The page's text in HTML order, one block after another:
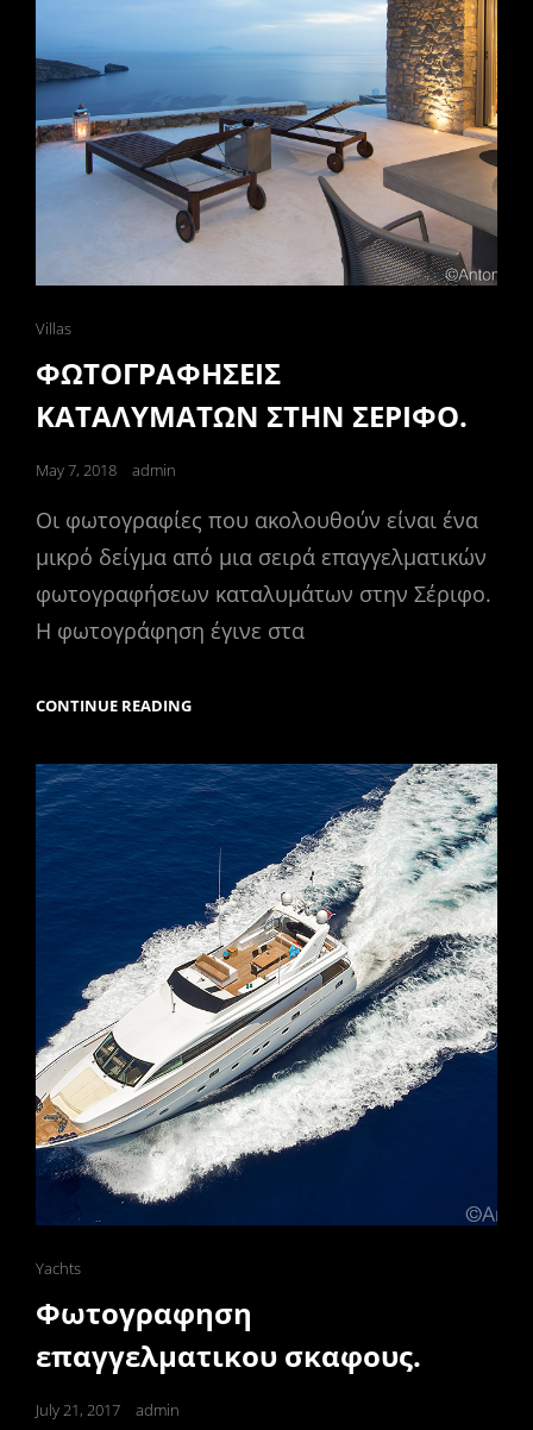
Cat
Villas
ΦΩΤΟΓΡΑΦΗΣΕΙΣ
ΚΑΤΑΛΥΜΑΤΩΝ ΣΤΗΝ ΣΕΡΙΦΟ.
Posted
May 7, 2018 admin
Οι φωτογραφίες που ακολουθούν είναι ένα
μικρό δείγμα από μια σειρά επαγγελματικών
φωτογραφήσεων καταλυμάτων στην Σέριφο.
Η φωτογράφηση έγινε στα
CONTINUE READINGΦΩΤΟΓΡΑΦΗΣΕΙΣ
ΣΕΡΙΦΟ.
Cat
Yachts
Φωτογραφηση
επαγγελματικου σκαφους.
Posted
July 21, 2017 admin